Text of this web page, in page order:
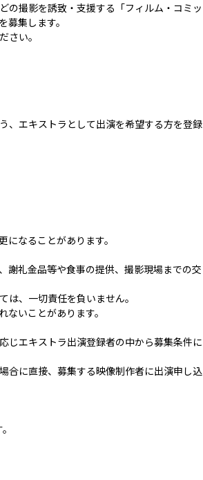
の撮影を誘致・支援する「フィルム・コミッ
集します。
さい。
、エキストラとして出演を希望する方を登録
になることがあります。
謝礼金品等や食事の提供、撮影現場までの交
は、一切責任を負いません。
ないことがあります。
じエキストラ出演登録者の中から募集条件に
合に直接、募集する映像制作者に出演申し込